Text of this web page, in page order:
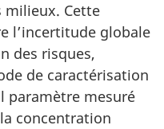
milieux. Cette
l’incertitude globale
des risques,
de caractérisation
paramètre mesuré
concentration